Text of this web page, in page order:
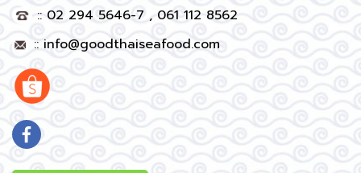
:: 02 294 5646-7 , 061 112 8562
:: info@goodthaiseafood.com